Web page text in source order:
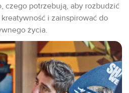
czego potrzebują, aby rozbudzić
i zainspirować do
życia.